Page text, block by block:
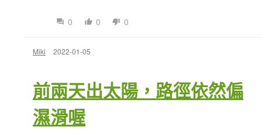
0 0 0
Miki 2022-01-05
前兩天出太陽，路徑依然偏
濕滑喔